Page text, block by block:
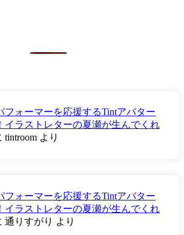
フォーマーを応援するTintアバター
イラストレターの夏瀬が生んでくれ
tintroom より
フォーマーを応援するTintアバター
イラストレターの夏瀬が生んでくれ
通りすがり より